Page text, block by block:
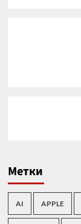
Метки
AI APPLE